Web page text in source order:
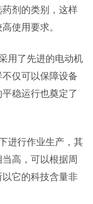
剂的类别，这样
使用要求。
用了先进的电动机
仅可以保障设备
稳运行也奠定了
进行作业生产，其
高，可以根据周
它的科技含量非